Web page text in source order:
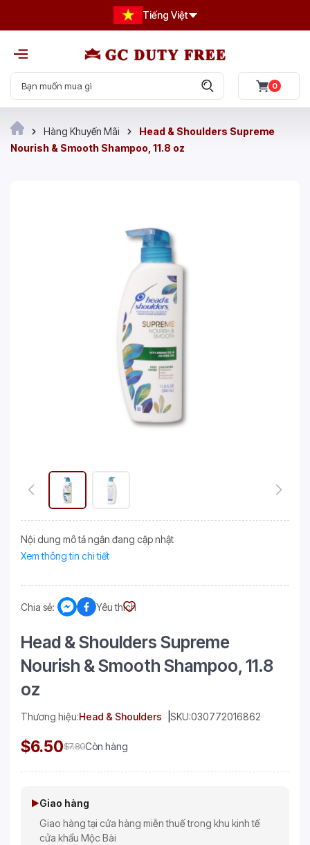
Tiếng Việt
0
Hàng Khuyến Mãi
Head & Shoulders Supreme
Nourish & Smooth Shampoo, 11.8 oz
Nội dung mô tả ngắn đang cập nhật
Xem thông tin chi tiết
Chia sẻ: Yêu thích
Head & Shoulders Supreme
Nourish & Smooth Shampoo, 11.8
oz
Thương hiệu:Head & Shoulders SKU:030772016862
$6.50$7.80Còn hàng
Giao hàng
Giao hàng tại cửa hàng miễn thuế trong khu kinh tế
cửa khẩu Mộc Bài